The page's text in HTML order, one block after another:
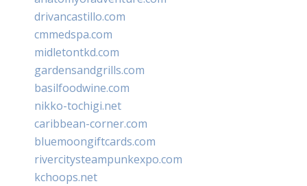
drivancastillo.com
cmmedspa.com
midletontkd.com
gardensandgrills.com
basilfoodwine.com
nikko-tochigi.net
caribbean-corner.com
bluemoongiftcards.com
rivercitysteampunkexpo.com
kchoops.net